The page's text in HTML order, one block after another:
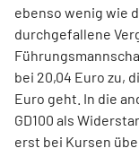
ebenso wenig wie
durchgefallene
bei 20,04 Euro zu,
Euro geht. In die
GD100 als
erst bei Kursen